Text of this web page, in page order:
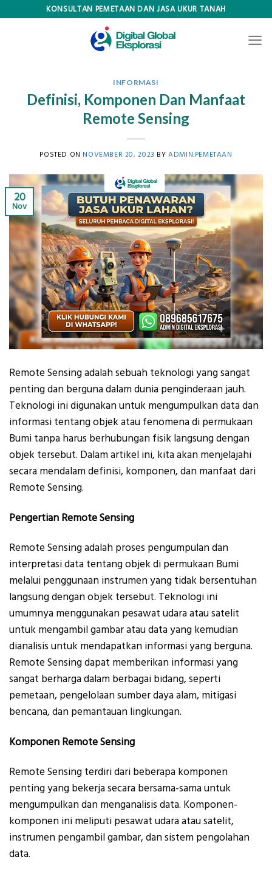
KONSULTAN PEMETAAN DAN JASA UKUR TANAH
INFORMASI
Definisi, Komponen Dan Manfaat
Remote Sensing
POSTED ON NOVEMBER 20, 2023 BYADMIN.PEMETAAN
20
Nov
Remote Sensing adalah sebuah teknologi yang sangat
penting dan berguna dalam dunia penginderaan jauh.
Teknologi ini digunakan untuk mengumpulkan data dan
informasi tentang objek atau fenomena di permukaan
Bumi tanpa harus berhubungan fisik langsung dengan
objek tersebut. Dalam artikel ini, kita akan menjelajahi
secara mendalam definisi, komponen, dan manfaat dari
Remote Sensing.
Pengertian Remote Sensing
Remote Sensing adalah proses pengumpulan dan
interpretasi data tentang objek di permukaan Bumi
melalui penggunaan instrumen yang tidak bersentuhan
langsung dengan objek tersebut. Teknologi ini
umumnya menggunakan pesawat udara atau satelit
untuk mengambil gambar atau data yang kemudian
dianalisis untuk mendapatkan informasi yang berguna.
Remote Sensing dapat memberikan informasi yang
sangat berharga dalam berbagai bidang, seperti
pemetaan, pengelolaan sumber daya alam, mitigasi
bencana, dan pemantauan lingkungan.
Komponen Remote Sensing
Remote Sensing terdiri dari beberapa komponen
penting yang bekerja secara bersama-sama untuk
mengumpulkan dan menganalisis data. Komponen-
komponen ini meliputi pesawat udara atau satelit,
instrumen pengambil gambar, dan sistem pengolahan
data.